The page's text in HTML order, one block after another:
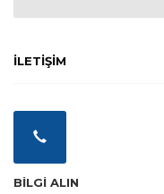
İLETİŞİM
BİLGİ ALIN